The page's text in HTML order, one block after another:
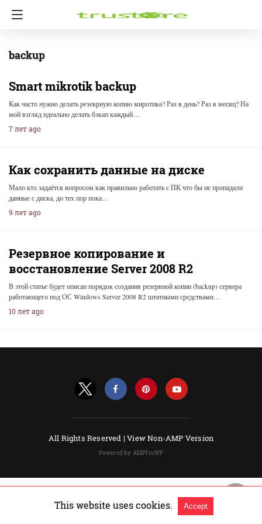
backup
Smart mikrotik backup
Как часто нужно делать резеврную копию миротика? Раз в день? Раз в месяц? На
мой взгляд идеально делать бэкап каждый…
7 лет ago
Как сохранить данные на диске
Мало кто задаётся вопросом как правильно работать с ПК что бы не пропадали
данные с диска, до тех пор пока…
9 лет ago
Резервное копирование и
восстановление Server 2008 R2
В этой статье будет описан порядок создания резервной копии (backup) сервера
работающего под ОС Windows Server 2008 R2 штатными средствами…
10 лет ago
All Rights Reserved |View Non-AMP Version
Powered by AMPforWP
This website uses cookies. Accept